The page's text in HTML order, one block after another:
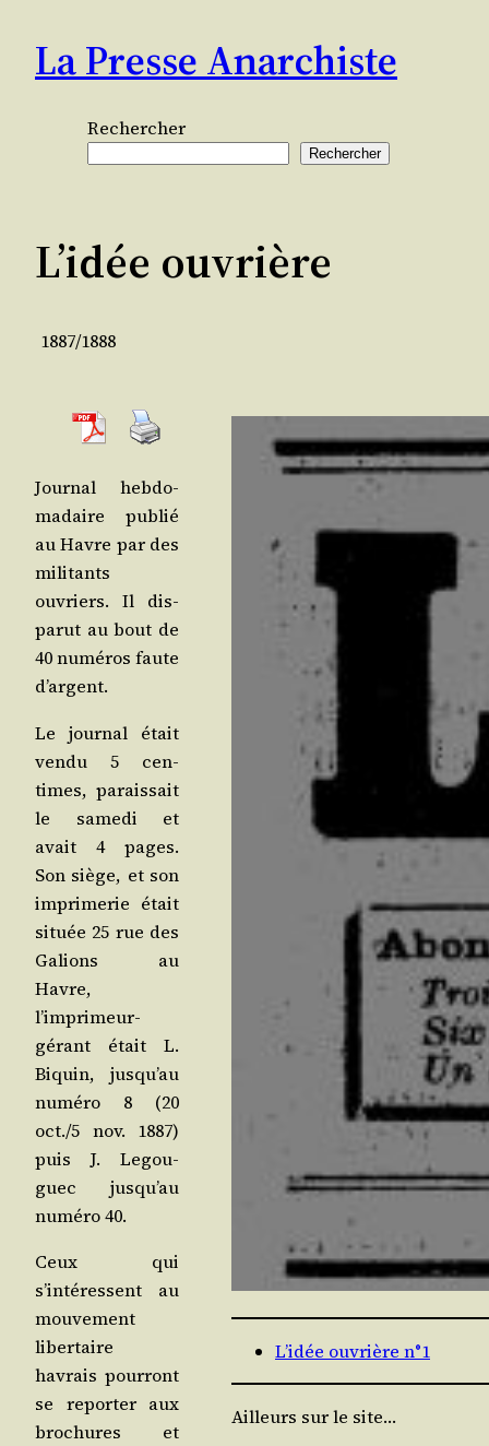
contenu
La Presse Anarchiste
Rechercher
Rechercher
L’idée ouvrière
1887/1888
Jour­nal heb­do­
ma­daire publié
au Havre par des
mili­tants
ouvriers. Il dis­
pa­rut au bout de
40 numé­ros faute
d’argent.
Le jour­nal était
ven­du 5 cen­
times, parais­sait
le same­di et
avait 4 pages.
Son siège, et son
impri­me­rie était
située 25 rue des
Galions au
Havre,
l’imprimeur-
gérant était L.
Biquin, jusqu’au
numé­ro 8 (20
oct./5 nov. 1887)
puis J. Legou­
guec jusqu’au
numé­ro 40.
Ceux qui
s’intéressent au
mou­ve­ment
liber­taire
havrais pour­ront
se repor­ter aux
bro­chures et
L’idée ouvrière n°1
Ailleurs sur le site…